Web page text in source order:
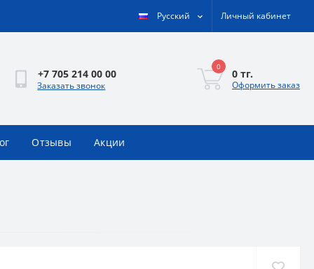
Русский Личный кабинет
+7 705 214 00 00
Заказать звонок
0
0 тг.
Оформить заказ
Отзывы Акции